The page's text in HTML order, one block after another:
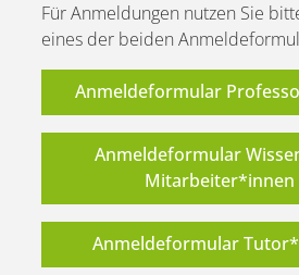
Für Anmeldungen nutzen Sie
eines der beiden
Anmeldeformular
Anmeldeformular
Mitarbeiter*innen
Anmeldeformular